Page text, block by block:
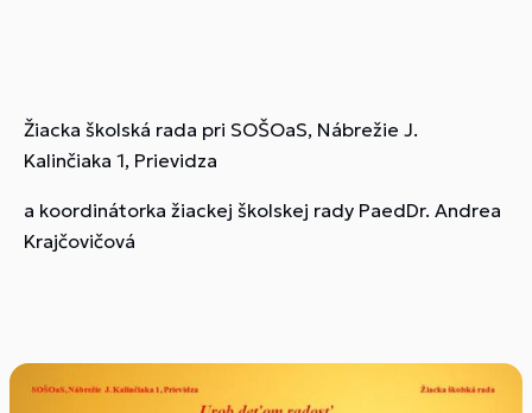
Žiacka školská rada pri SOŠOaS, Nábrežie J.
Kalinčiaka 1, Prievidza
a koordinátorka žiackej školskej rady PaedDr. Andrea
Krajčovičová